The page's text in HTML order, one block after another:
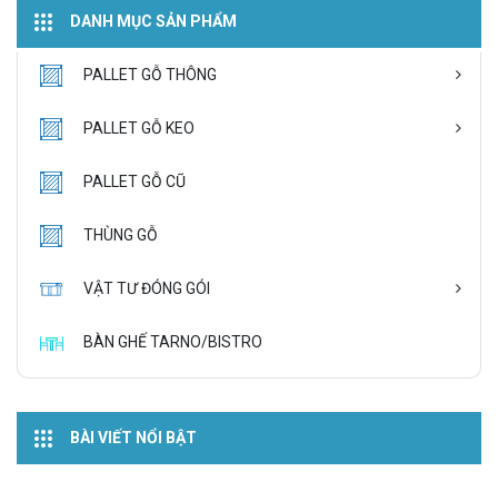
DANH MỤC SẢN PHẨM
PALLET GỖ THÔNG
PALLET GỖ KEO
PALLET GỖ CŨ
THÙNG GỖ
VẬT TƯ ĐÓNG GÓI
BÀN GHẾ TARNO/BISTRO
BÀI VIẾT NỔI BẬT